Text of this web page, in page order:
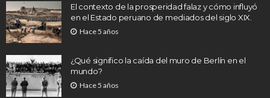
El contexto de la prosperidad falaz y cómo influyó
en el Estado peruano de mediados del siglo XIX.
Hace 5 años
¿Qué significo la caída del muro de Berlín en el
mundo?
Hace 5 años